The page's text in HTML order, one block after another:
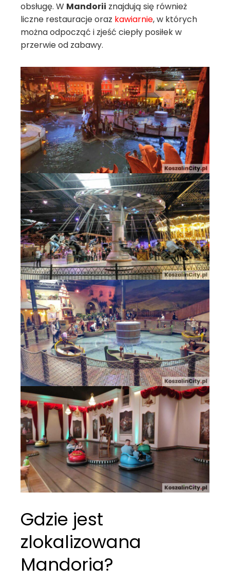
obsługę. W Mandorii znajdują się również
liczne restauracje oraz kawiarnie, w których
można odpocząć i zjeść ciepły posiłek w
przerwie od zabawy.
Gdzie jest
zlokalizowana
Mandoria?